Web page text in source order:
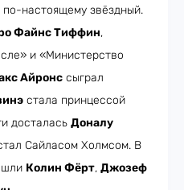
по-настоящему звёздный.
Файнс Тиффин,
и «Министерство
Айронс сыграл
стала принцессой
досталась Доналу
Сайласом Холмсом. В
Колин Фёрт, Джозеф